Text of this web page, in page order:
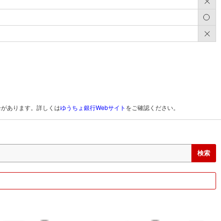
あります。詳しくはゆうちょ銀行Webサイト をご確認ください。